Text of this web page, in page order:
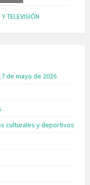
TELEVISIÓN
de mayo de 2026
culturales y deportivos